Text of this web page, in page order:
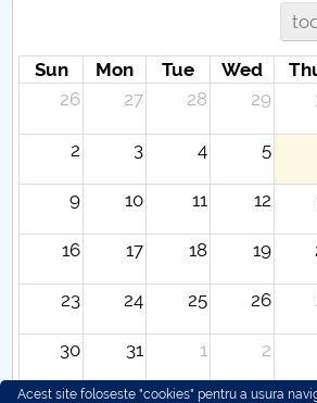
Sun Mon Tue Wed
26
27 28 29
2 3 4 5
9 10 11 12
16 17 18 19
23 24 25 26
30 31 1 2
Acest site foloseste "cookies" pentru a usura